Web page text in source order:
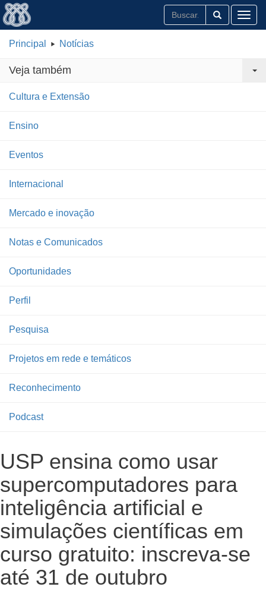
Principal Notícias
Veja também
Cultura e Extensão
Ensino
Eventos
Internacional
Mercado e inovação
Notas e Comunicados
Oportunidades
Perfil
Pesquisa
Projetos em rede e temáticos
Reconhecimento
Podcast
USP ensina como usar
supercomputadores para
inteligência artificial e
simulações científicas em
curso gratuito: inscreva-se
até 31 de outubro